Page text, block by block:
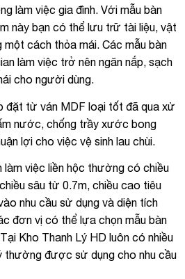
làm việc gia đình. Với mẫu bàn
này bạn có thể lưu trữ tài liệu, vật
một cách thỏa mái. Các mẫu bàn
làm việc trở nên ngăn nắp, sạch
cho người dùng.
đặt từ ván MDF loại tốt đã qua xử
nước, chống trầy xước bong
lợi cho việc vệ sinh lau chùi.
việc liền hộc thường có chiều
sâu từ 0.7m, chiều cao tiêu
nhu cầu sử dụng và diện tích
đơn vị có thể lựa chọn mẫu bàn
Kho Thanh Lý HD luôn có nhiều
thường được sử dụng cho nhu cầu